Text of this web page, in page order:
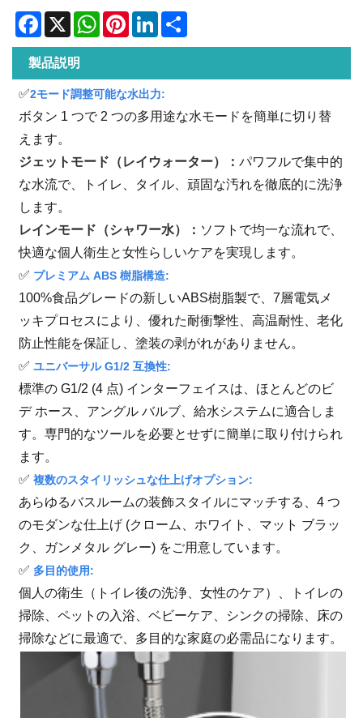
Facebook
X WhatsAppPinterestLinkedIn
製品説明
✅2モード調整可能な水出力:
ボタン 1 つで 2 つの多用途な水モードを簡単に切り替
えます。
ジェットモード（レイウォーター）：パワフルで集中的
な水流で、トイレ、タイル、頑固な汚れを徹底的に洗浄
します。
レインモード（シャワー水）： ソフトで均一な流れで、
快適な個人衛生と女性らしいケアを実現します。
✅ プレミアム ABS 樹脂構造:
100%食品グレードの新しいABS樹脂製で、7層電気メ
ッキプロセスにより、優れた耐衝撃性、高温耐性、老化
防止性能を保証し、塗装の剥がれがありません。
✅ユニバーサル G1/2 互換性:
標準の G1/2 (4 点) インターフェイスは、ほとんどのビ
デ ホース、アングル バルブ、給水システムに適合しま
す。専門的なツールを必要とせずに簡単に取り付けられ
ます。
✅複数のスタイリッシュな仕上げオプション:
あらゆるバスルームの装飾スタイルにマッチする、4 つ
のモダンな仕上げ (クローム、ホワイト、マット ブラッ
ク、ガンメタル グレー) をご用意しています。
✅ 多目的使用:
個人の衛生（トイレ後の洗浄、女性のケア）、トイレの
掃除、ペットの入浴、ベビーケア、シンクの掃除、床の
掃除などに最適で、多目的な家庭の必需品になります。